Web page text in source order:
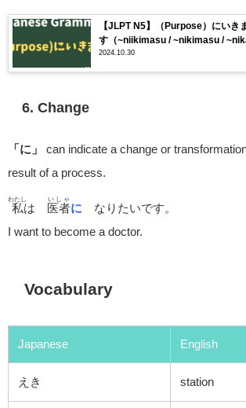
【JLPT N5】（Purpose）にいき
す（~niikimasu / ~nikimasu /
2024.10.30
6. Change
「に」
can indicate a change or
result of a process.
私
わたし
は 医者
いしゃ
に なりたいです。
I want to become a doctor.
Vocabulary
Japanese English
えき station